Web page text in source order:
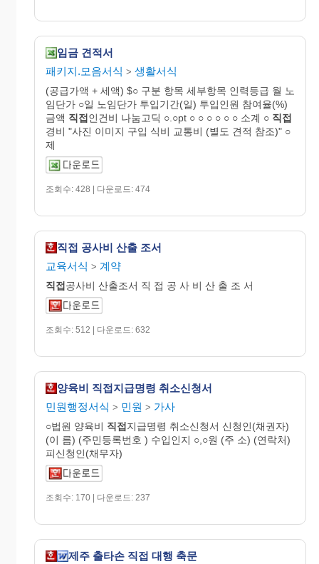
임금 견적서
패키지.모음서식 > 생활서식
(공급가액 + 세액) $○ 구분 항목 세부항목 인력등급 월 노
임단가 ○일 노임단가 투입기간(일) 투입인원 참여율(%)
금액 직접인건비 나눔고딕 ○.○pt ○ ○ ○ ○ ○ ○ 소계 ○ 직접
경비 "사진 이미지 구입 식비 교통비 (별도 견적 참조)" ○
제
조회수: 428 | 다운로드: 474
직접 공사비 산출 조서
교육서식 > 계약
직접공사비 산출조서 직 접 공 사 비 산 출 조 서
조회수: 512 | 다운로드: 632
양육비 직접지급명령 취소신청서
민원행정서식 > 민원 > 가사
○법원 양육비 직접지급명령 취소신청서 신청인(채권자)
(이 름) (주민등록번호 ) 수입인지 ○,○원 (주 소) (연락처)
피신청인(채무자)
조회수: 170 | 다운로드: 237
제주 출타손 직접 대행 축문